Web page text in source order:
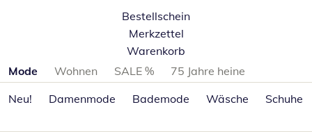
Bestellschein
Merkzettel
Warenkorb
Produktkategorien überspringen
Mode Wohnen SALE %
75 Jahre heine
Neu!
Damenmode Bademode Wäsche Schuhe